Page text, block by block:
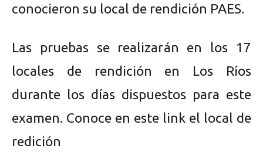
conocieron su local de rendición PAES.
Las pruebas se realizarán en los 17
locales de rendición en Los Ríos
durante los días dispuestos para este
examen. Conoce en este link el local de
redición